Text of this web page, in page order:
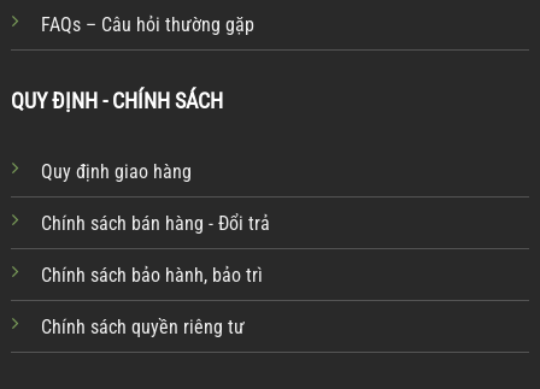
FAQs – Câu hỏi thường gặp
QUY ĐỊNH - CHÍNH SÁCH
Quy định giao hàng
Chính sách bán hàng - Đổi trả
Chính sách bảo hành, bảo trì
Chính sách quyền riêng tư